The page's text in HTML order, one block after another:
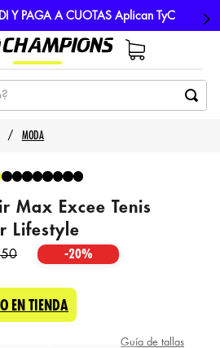
Y PAGA A CUOTAS Aplican TyC
MODA
Max Excee Tenis
Lifestyle
-20%
EN TIENDA
Guía de tallas